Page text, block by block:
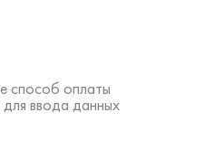
способ оплаты
ввода данных